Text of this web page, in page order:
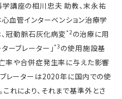
講座の相川忠夫 助教、末永祐
血管インターベンション治療学
冠動脈石灰化病変*2 の治療に用
ーブレーター」*3 の使用施設基
率や合併症発生率に与えた影響
レーターは2020年に国内での使
れにより、それまで基準外とさ